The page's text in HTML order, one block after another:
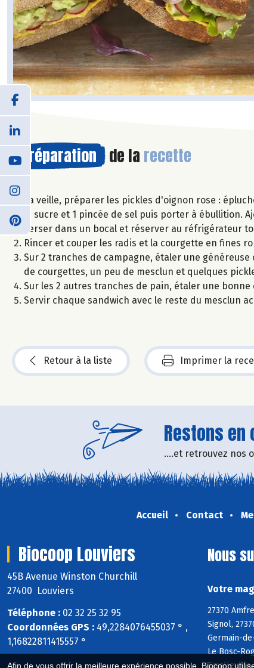
Afin de vous offrir la meilleure expérience possible, Biocoop
Préparation de la recette
La veille, préparer les pickles d'oignon rose :
le sucre et 1 pincée de sel puis porter à ébullition.
verser dans un bocal et réserver au réfrigérateur
Rincer et couper les radis et la courgette en fines
Sur 2 tranches de campagne, étaler une
de courgettes, un peu de mesclun et quelques
Sur les 2 autres tranches de pain, étaler une
Servir chaque sandwich avec le reste du mesclun
Retour à la liste Imprimer la
Restons
....et retrouvez nos
Accueil Contact
Biocoop Louviers
45B Avenue Winston Churchill
27400 Louviers
Téléphone : 02 32 25 32 95
Coordonnées GPS : 49,2284076455037 ° ,
1,16822811415557 °
Nous
Votre
27370
Signol,
Germain-
Le Bosc-
Emalleville,